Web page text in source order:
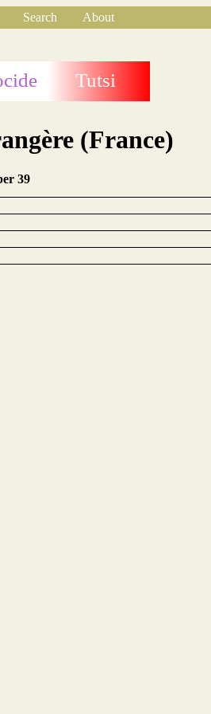
Search
About
Tutsi
(France)
39